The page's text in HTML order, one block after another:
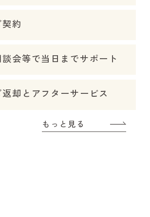
契約
会等で当日までサポート
返却とアフターサービス
もっと見る